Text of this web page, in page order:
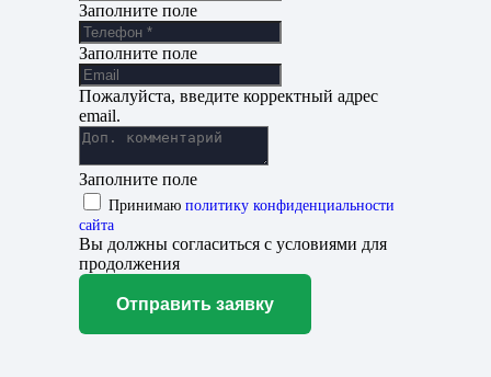
Заполните поле
Заполните поле
Пожалуйста, введите корректный адрес
email.
Заполните поле
Принимаю политику конфиденциальности
сайта
Вы должны согласиться с условиями для
продолжения
Отправить заявку